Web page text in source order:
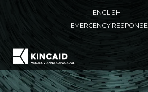
ENGLISH
EMERGENCY RESPONSE